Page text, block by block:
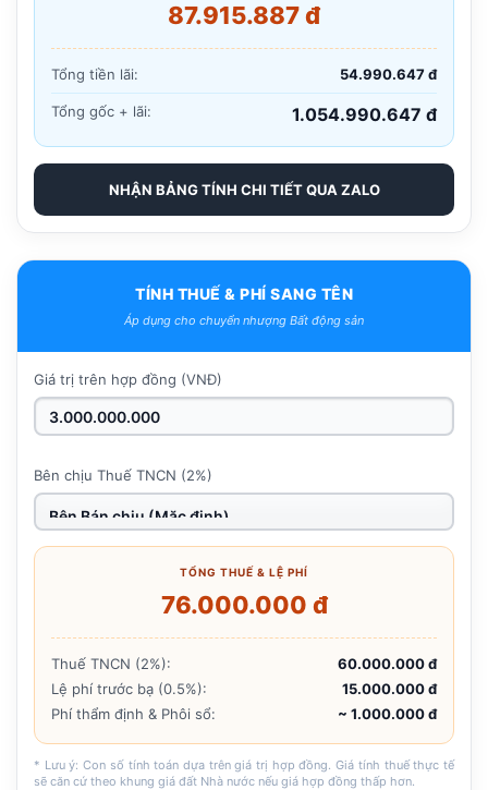
87.915.887 đ
Tổng tiền lãi: 54.990.647 đ
Tổng gốc + lãi: 1.054.990.647 đ
NHẬN BẢNG TÍNH CHI TIẾT QUA ZALO
TÍNH THUẾ & PHÍ SANG TÊN
Áp dụng cho chuyển nhượng Bất động sản
Giá trị trên hợp đồng (VNĐ)
Bên chịu Thuế TNCN (2%)
TỔNG THUẾ & LỆ PHÍ
76.000.000 đ
Thuế TNCN (2%):
60.000.000 đ
Lệ phí trước bạ (0.5%):
15.000.000 đ
Phí thẩm định & Phôi sổ:
~ 1.000.000 đ
* Lưu ý: Con số tính toán dựa trên giá trị hợp đồng. Giá tính thuế thực tế
sẽ căn cứ theo khung giá đất Nhà nước nếu giá hợp đồng thấp hơn.